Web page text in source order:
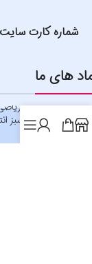
شماره کارت سایت: 6037997561980484 به نام علیرضا
های ما
آزمون
خیلی سبز
1404